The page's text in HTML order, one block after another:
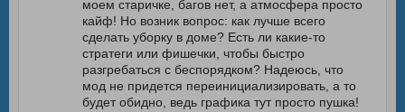
моем старичке, багов нет, а атмосфера просто
кайф! Но возник вопрос: как лучше всего
сделать уборку в доме? Есть ли какие-то
стратеги или фишечки, чтобы быстро
разгребаться с беспорядком? Надеюсь, что
мод не придется переинициализировать, а то
будет обидно, ведь графика тут просто пушка!